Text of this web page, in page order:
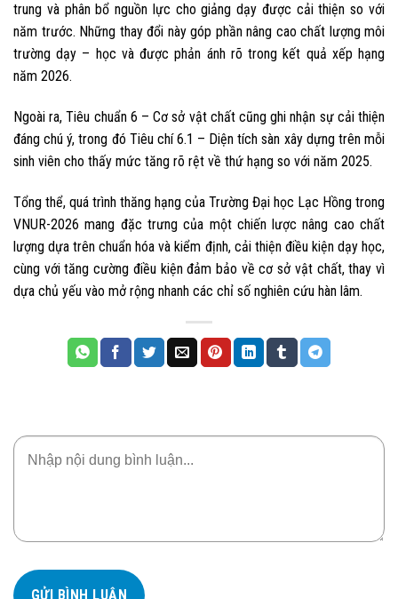
trung và phân bổ nguồn lực cho giảng dạy được cải thiện so với
năm trước. Những thay đổi này góp phần nâng cao chất lượng môi
trường dạy – học và được phản ánh rõ trong kết quả xếp hạng
năm 2026.
Ngoài ra, Tiêu chuẩn 6 – Cơ sở vật chất cũng ghi nhận sự cải thiện
đáng chú ý, trong đó Tiêu chí 6.1 – Diện tích sàn xây dựng trên mỗi
sinh viên cho thấy mức tăng rõ rệt về thứ hạng so với năm 2025.
Tổng thể, quá trình thăng hạng của Trường Đại học Lạc Hồng trong
VNUR-2026 mang đặc trưng của một chiến lược nâng cao chất
lượng dựa trên chuẩn hóa và kiểm định, cải thiện điều kiện dạy học,
cùng với tăng cường điều kiện đảm bảo về cơ sở vật chất, thay vì
dựa chủ yếu vào mở rộng nhanh các chỉ số nghiên cứu hàn lâm.